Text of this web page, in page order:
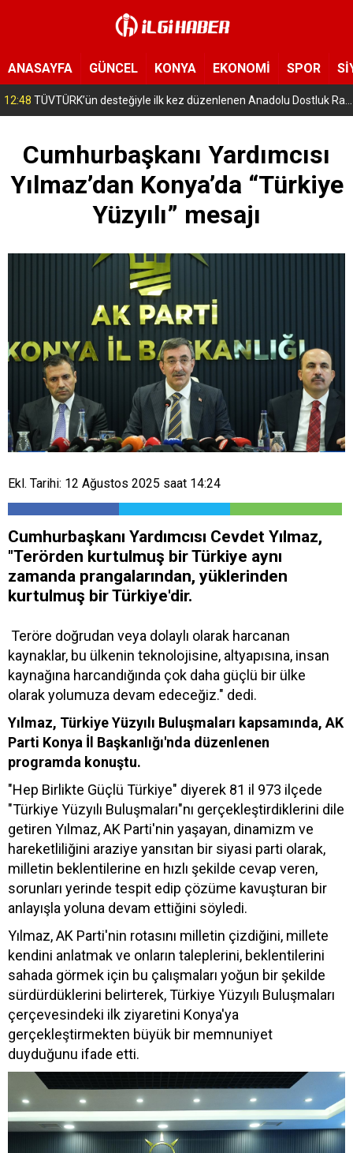
ANASAYFA GÜNCEL KONYA EKONOMİ SPOR
12:48 TÜVTÜRK’ün desteğiyle ilk kez düzenlenen Anadolu Dostluk Rallisi’nin ilk yarısı tamamlandı.
Cumhurbaşkanı Yardımcısı
Yılmaz’dan Konya’da “Türkiye
Yüzyılı” mesajı
Ekl. Tarihi: 12 Ağustos 2025 saat 14:24
Cumhurbaşkanı Yardımcısı Cevdet Yılmaz,
"Terörden kurtulmuş bir Türkiye aynı
zamanda prangalarından, yüklerinden
kurtulmuş bir Türkiye'dir.
Teröre doğrudan veya dolaylı olarak harcanan
kaynaklar, bu ülkenin teknolojisine, altyapısına, insan
kaynağına harcandığında çok daha güçlü bir ülke
olarak yolumuza devam edeceğiz." dedi.
Yılmaz, Türkiye Yüzyılı Buluşmaları kapsamında, AK
Parti Konya İl Başkanlığı'nda düzenlenen
programda konuştu.
"Hep Birlikte Güçlü Türkiye" diyerek 81 il 973 ilçede
"Türkiye Yüzyılı Buluşmaları"nı gerçekleştirdiklerini dile
getiren Yılmaz, AK Parti'nin yaşayan, dinamizm ve
hareketliliğini araziye yansıtan bir siyasi parti olarak,
milletin beklentilerine en hızlı şekilde cevap veren,
sorunları yerinde tespit edip çözüme kavuşturan bir
anlayışla yoluna devam ettiğini söyledi.
Yılmaz, AK Parti'nin rotasını milletin çizdiğini, millete
kendini anlatmak ve onların taleplerini, beklentilerini
sahada görmek için bu çalışmaları yoğun bir şekilde
sürdürdüklerini belirterek, Türkiye Yüzyılı Buluşmaları
çerçevesindeki ilk ziyaretini Konya'ya
gerçekleştirmekten büyük bir memnuniyet
duyduğunu ifade etti.